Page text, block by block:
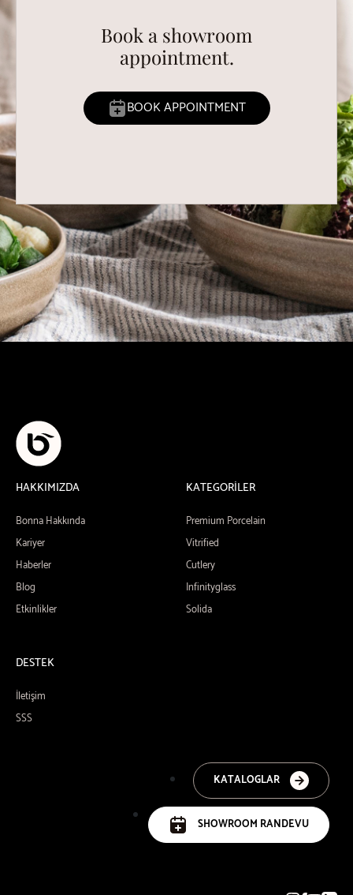
Book a showroom
appointment.
BOOK APPOINTMENT
HAKKIMIZDA
Bonna Hakkında
Kariyer
Haberler
Blog
Etkinlikler
KATEGORİLER
Premium Porcelain
Vitrified
Cutlery
Infinityglass
Solida
DESTEK
İletişim
SSS
KATALOGLAR
SHOWROOM RANDEVU